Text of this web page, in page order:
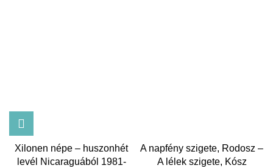
Xilonen népe – huszonhét
levél Nicaraguából 1981-
A napfény szigete, Rodosz –
A lélek szigete, Kósz